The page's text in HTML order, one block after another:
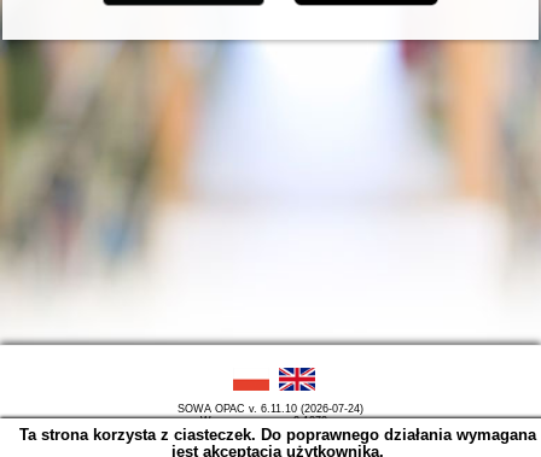
SOWA OPAC v. 6.11.10 (2026-07-24)
Wygenerowano w 0,1070 s.
Ta strona korzysta z ciasteczek. Do poprawnego działania wymagana
jest akceptacja użytkownika.